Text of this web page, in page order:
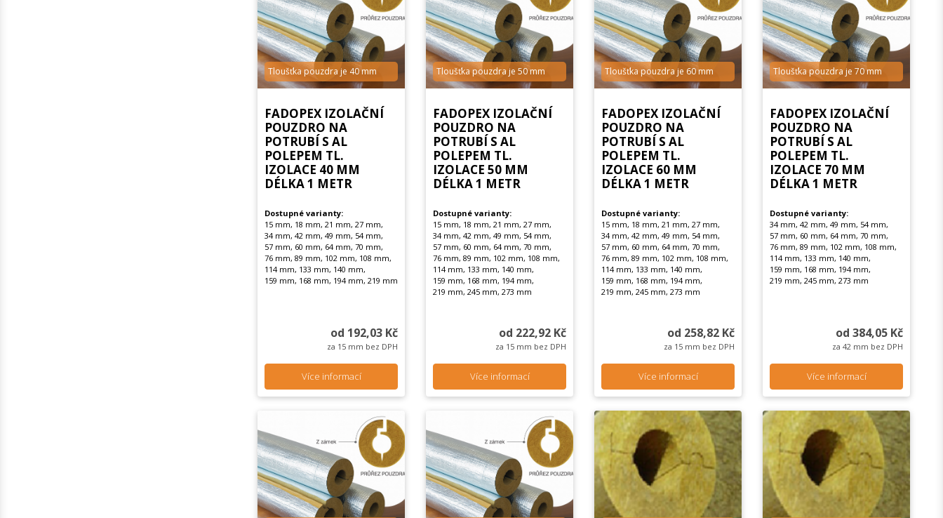
Tloušťka pouzdra je 40 mm
FADOPEX IZOLAČNÍ
POUZDRO NA
POTRUBÍ S AL
POLEPEM TL.
IZOLACE 40 MM
DÉLKA 1 METR
Dostupné varianty:
15 mm, 18 mm, 21 mm, 27 mm,
34 mm, 42 mm, 49 mm, 54 mm,
57 mm, 60 mm, 64 mm, 70 mm,
76 mm, 89 mm, 102 mm, 108 mm,
114 mm, 133 mm, 140 mm,
159 mm, 168 mm, 194 mm, 219 mm
od 192,03 Kč
za 15 mm bez DPH
Více informací
Tloušťka pouzdra je 50 mm
FADOPEX IZOLAČNÍ
POUZDRO NA
POTRUBÍ S AL
POLEPEM TL.
IZOLACE 50 MM
DÉLKA 1 METR
Dostupné varianty:
15 mm, 18 mm, 21 mm, 27 mm,
34 mm, 42 mm, 49 mm, 54 mm,
57 mm, 60 mm, 64 mm, 70 mm,
76 mm, 89 mm, 102 mm, 108 mm,
114 mm, 133 mm, 140 mm,
159 mm, 168 mm, 194 mm,
219 mm, 245 mm, 273 mm
od 222,92 Kč
za 15 mm bez DPH
Více informací
Tloušťka pouzdra je 60 mm
FADOPEX IZOLAČNÍ
POUZDRO NA
POTRUBÍ S AL
POLEPEM TL.
IZOLACE 60 MM
DÉLKA 1 METR
Dostupné varianty:
15 mm, 18 mm, 21 mm, 27 mm,
34 mm, 42 mm, 49 mm, 54 mm,
57 mm, 60 mm, 64 mm, 70 mm,
76 mm, 89 mm, 102 mm, 108 mm,
114 mm, 133 mm, 140 mm,
159 mm, 168 mm, 194 mm,
219 mm, 245 mm, 273 mm
od 258,82 Kč
za 15 mm bez DPH
Více informací
Tloušťka pouzdra je 70 mm
FADOPEX IZOLAČNÍ
POUZDRO NA
POTRUBÍ S AL
POLEPEM TL.
IZOLACE 70 MM
DÉLKA 1 METR
Dostupné varianty:
34 mm, 42 mm, 49 mm, 54 mm,
57 mm, 60 mm, 64 mm, 70 mm,
76 mm, 89 mm, 102 mm, 108 mm,
114 mm, 133 mm, 140 mm,
159 mm, 168 mm, 194 mm,
219 mm, 245 mm, 273 mm
od 384,05 Kč
za 42 mm bez DPH
Více informací